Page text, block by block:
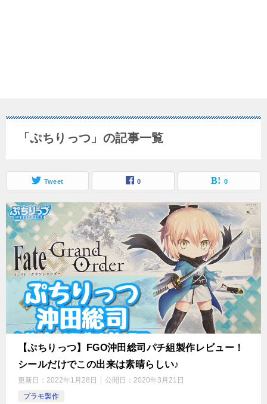
「ぷちりっつ」の記事一覧
Tweet 0 0
【ぷちりっつ】FGO沖田総司パチ組製作レビュー！
シールだけでこの出来は素晴らしい♪
更新日： 2022年1月28日 公開日： 2020年3月21日
プラモ製作